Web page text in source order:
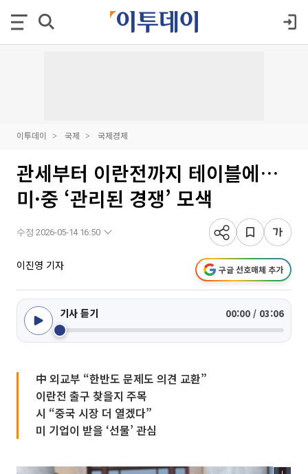
이투데이 국제 국제경제
관세부터 이란전까지 테이블에…
미·중 ‘관리된 경쟁’ 모색
수정 2026-05-14 16:50
이진영 기자 구글 선호매체 추가
기사 듣기 00:00 / 03:06
中 외교부 “한반도 문제도 의견 교환”
이란전 출구 찾을지 주목
시 “중국 시장 더 열겠다”
미 기업이 받을 ‘선물’ 관심